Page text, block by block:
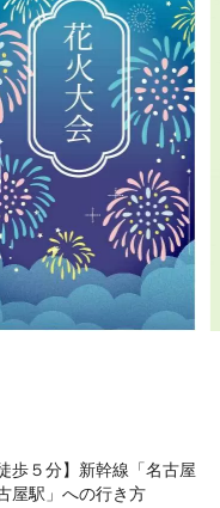
歩５分】新幹線「名古屋
屋駅」への行き方